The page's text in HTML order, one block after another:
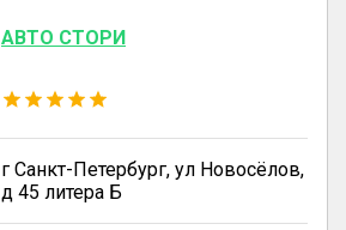
АВТО СТОРИ
г Санкт-Петербург, ул Новосёлов,
д 45 литера Б